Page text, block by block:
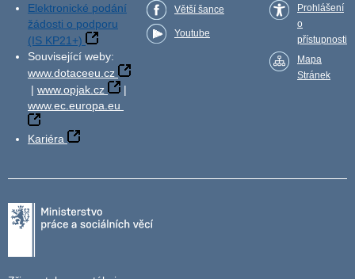
Elektronické podání
žádosti o podporu
(IS KP21+)
Související weby:
www.dotaceeu.cz
| www.opjak.cz
|
www.ec.europa.eu
Kariéra
Větší šance
Youtube
Prohlášení
o
přístupnosti
Mapa
Stránek